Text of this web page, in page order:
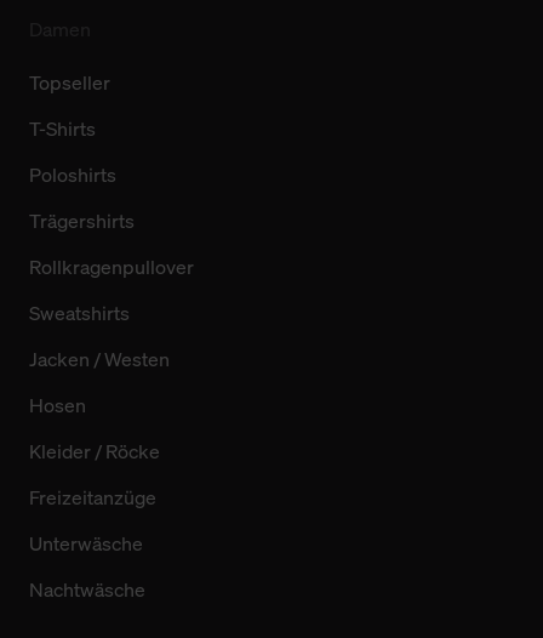
Topseller
T-Shirts
Poloshirts
Trägershirts
Rollkragenpullover
Sweatshirts
Jacken / Westen
Hosen
Kleider / Röcke
Freizeitanzüge
Unterwäsche
Nachtwäsche